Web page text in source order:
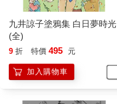
九井諒子塗鴉集 白日夢時光
(全)
9 折 特價 495 元
加入購物車